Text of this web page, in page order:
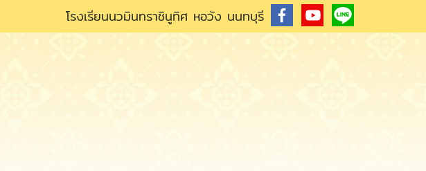
โรงเรียนนวมินทราชินูทิศ หอวัง นนทบุรี